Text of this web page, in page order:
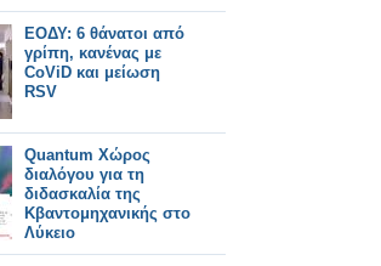
ΕΟΔΥ: 6 θάνατοι από
γρίπη, κανένας με
CoViD και μείωση
RSV
Quantum Χώρος
διαλόγου για τη
διδασκαλία της
Κβαντομηχανικής στο
Λύκειο